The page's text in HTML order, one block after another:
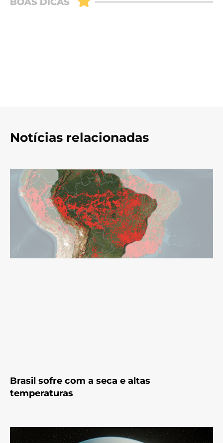
Notícias relacionadas
Brasil sofre com a seca e altas
temperaturas